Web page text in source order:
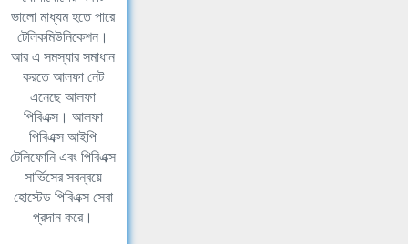
ভালো মাধ্যম হতে পারে
টেলিকমিউনিকেশন।
আর এ সমস্যার সমাধান
করতে আলফা নেট
এনেছে আলফা
পিবিএক্স। আলফা
পিবিএক্স আইপি
টেলিফোনি এবং পিবিএক্স
সার্ভিসের সবন্বয়ে
হোস্টেড পিবিএক্স সেবা
প্রদান করে।